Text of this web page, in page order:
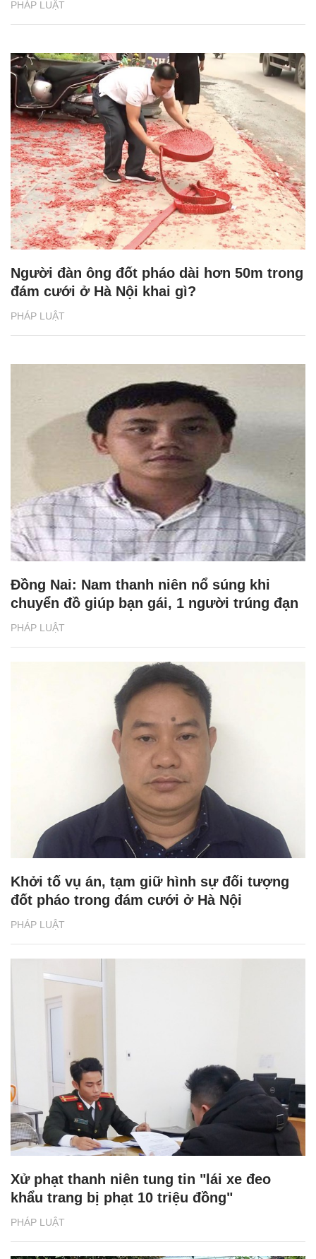
PHÁP LUẬT
PHÁP LUẬT
Người đàn ông đốt pháo dài hơn 50m trong
đám cưới ở Hà Nội khai gì?
PHÁP LUẬT
Đồng Nai: Nam thanh niên nổ súng khi
chuyển đồ giúp bạn gái, 1 người trúng đạn
PHÁP LUẬT
Khởi tố vụ án, tạm giữ hình sự đối tượng
đốt pháo trong đám cưới ở Hà Nội
PHÁP LUẬT
Xử phạt thanh niên tung tin "lái xe đeo
khẩu trang bị phạt 10 triệu đồng"